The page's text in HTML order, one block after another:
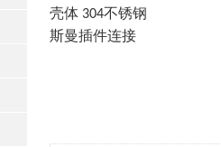
壳体 304不锈钢 传
斯曼插件连接